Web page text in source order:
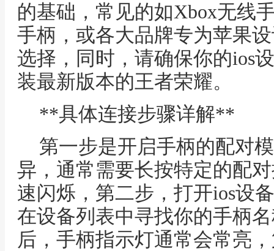
的基础，常见的如Xbox无线
手柄，或各大品牌专为苹果
选择，同时，请确保你的ios
装最新版本的王者荣耀。
**具体连接步骤详解**
第一步是开启手柄的配对
异，通常需要长按特定的配
速闪烁，第二步，打开ios设
在设备列表中寻找你的手柄
后，手柄指示灯通常会常亮